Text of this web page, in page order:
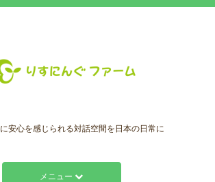
安心を感じられる対話空間を日本の日常に
メニュー